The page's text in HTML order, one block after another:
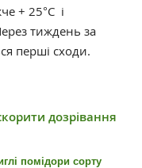
+ 25°С і
тиждень за
перші сходи.
дозрівання
помідори сорту